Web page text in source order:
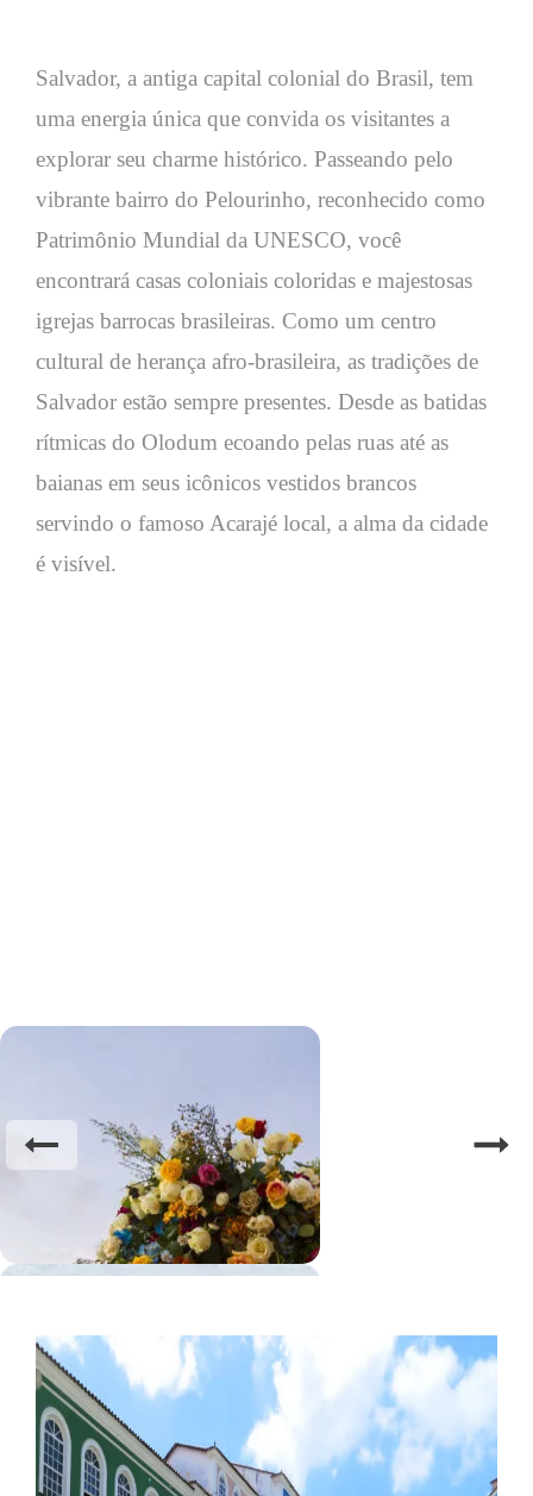
Salvador, a antiga capital colonial do Brasil, tem
uma energia única que convida os visitantes a
explorar seu charme histórico. Passeando pelo
vibrante bairro do Pelourinho, reconhecido como
Patrimônio Mundial da UNESCO, você
encontrará casas coloniais coloridas e majestosas
igrejas barrocas brasileiras. Como um centro
cultural de herança afro-brasileira, as tradições de
Salvador estão sempre presentes. Desde as batidas
rítmicas do Olodum ecoando pelas ruas até as
baianas em seus icônicos vestidos brancos
servindo o famoso Acarajé local, a alma da cidade
é visível.